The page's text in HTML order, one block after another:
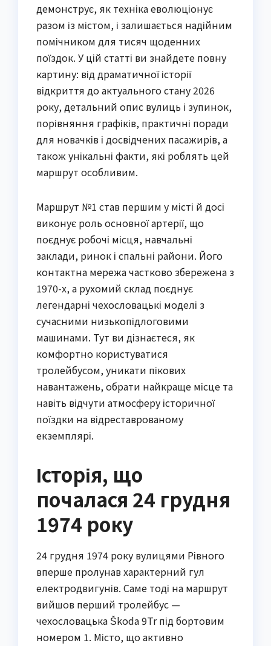
демонструє, як техніка еволюціонує
разом із містом, і залишається надійним
помічником для тисяч щоденних
поїздок. У цій статті ви знайдете повну
картину: від драматичної історії
відкриття до актуального стану 2026
року, детальний опис вулиць і зупинок,
порівняння графіків, практичні поради
для новачків і досвідчених пасажирів, а
також унікальні факти, які роблять цей
маршрут особливим.
Маршрут №1 став першим у місті й досі
виконує роль основної артерії, що
поєднує робочі місця, навчальні
заклади, ринок і спальні райони. Його
контактна мережа частково збережена з
1970-х, а рухомий склад поєднує
легендарні чехословацькі моделі з
сучасними низькопідлоговими
машинами. Тут ви дізнаєтеся, як
комфортно користуватися
тролейбусом, уникати пікових
навантажень, обрати найкраще місце та
навіть відчути атмосферу історичної
поїздки на відреставрованому
екземплярі.
Історія, що
почалася 24 грудня
1974 року
24 грудня 1974 року вулицями Рівного
вперше пролунав характерний гул
електродвигунів. Саме тоді на маршрут
вийшов перший тролейбус —
чехословацька Škoda 9Tr під бортовим
номером 1. Місто, що активно